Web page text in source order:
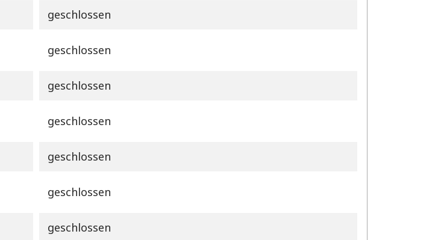
geschlossen
geschlossen
geschlossen
geschlossen
geschlossen
geschlossen
geschlossen